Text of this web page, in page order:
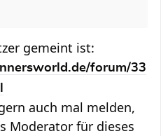
gemeint ist:
forum/33
auch mal melden,
Moderator für dieses